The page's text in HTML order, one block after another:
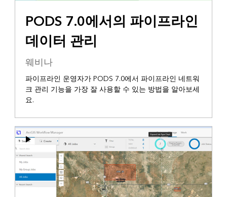
PODS 7.0에서의 파이프라인
데이터 관리
웨비나
파이프라인 운영자가 PODS 7.0에서 파이프라인 네트워
크 관리 기능을 가장 잘 사용할 수 있는 방법을 알아보세
요.